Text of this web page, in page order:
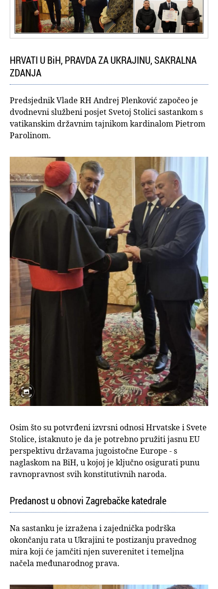
HRVATI U BiH, PRAVDA ZA UKRAJINU, SAKRALNA
ZDANJA
Predsjednik Vlade RH Andrej Plenković započeo je
dvodnevni službeni posjet Svetoj Stolici sastankom s
vatikanskim državnim tajnikom kardinalom Pietrom
Parolinom.
Osim što su potvrđeni izvrsni odnosi Hrvatske i Svete
Stolice, istaknuto je da je potrebno pružiti jasnu EU
perspektivu državama jugoistočne Europe - s
naglaskom na BiH, u kojoj je ključno osigurati punu
ravnopravnost svih konstitutivnih naroda.
Predanost u obnovi Zagrebačke katedrale
Na sastanku je izražena i zajednička podrška
okončanju rata u Ukrajini te postizanju pravednog
mira koji će jamčiti njen suverenitet i temeljna
načela međunarodnog prava.